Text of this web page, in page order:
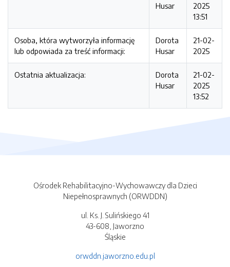
Husar
2025
13:51
Osoba, która wytworzyła informację
lub odpowiada za treść informacji:
Dorota
Husar
21-02-
2025
Ostatnia aktualizacja:
Dorota
Husar
21-02-
2025
13:52
Ośrodek Rehabilitacyjno-Wychowawczy dla Dzieci
Niepełnosprawnych (ORWDDN)
ul. Ks. J. Sulińskiego 41
43-608, Jaworzno
Śląskie
orwddn.jaworzno.edu.pl